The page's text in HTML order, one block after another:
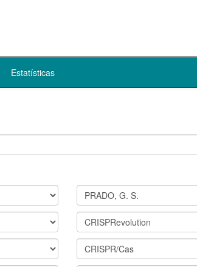
Estatísticas